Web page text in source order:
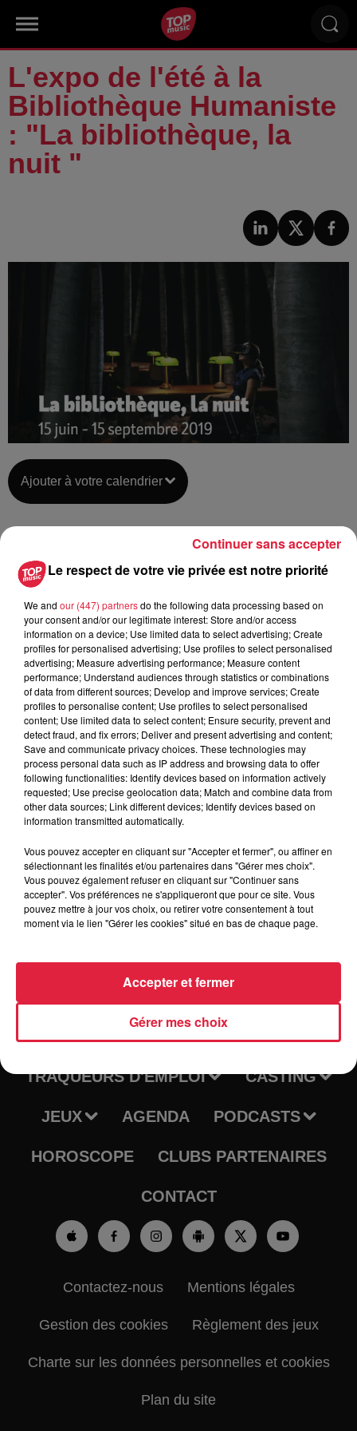
L'expo de l'été à la
Bibliothèque Humaniste
: "La bibliothèque, la
nuit "
Ajouter à votre calendrier
23 août 2019 à 0h00
au23 août 2019 à 0h00
Lieu
La Bibliothèque Humaniste -
SÉLESTAT (67)
Organisateur
https://www.bibliotheque-
humaniste.fr/expositions-
evenements/expositions-
temporaires/la-bibliotheque-la-nuit.html
RADIO INFOS
TRAQUEURS D'EMPLOI CASTING
JEUX AGENDA PODCASTS
HOROSCOPE CLUBS PARTENAIRES
CONTACT
Contactez-nous Mentions légales
Gestion des cookies Règlement des jeux
Charte sur les données personnelles et cookies
Plan du site
Le respect de votre vie privée est notre priorité
We and our (447) partnersdo the following data processing based on
your consent and/or our legitimate interest: Store and/or access
information on a device; Use limited data to select advertising; Create
profiles for personalised advertising; Use profiles to select personalised
advertising; Measure advertising performance; Measure content
performance; Understand audiences through statistics or combinations
of data from different sources; Develop and improve services; Create
profiles to personalise content; Use profiles to select personalised
content; Use limited data to select content; Ensure security, prevent and
detect fraud, and fix errors; Deliver and present advertising and content;
Save and communicate privacy choices. These technologies may
process personal data such as IP address and browsing data to offer
following functionalities: Identify devices based on information actively
requested; Use precise geolocation data; Match and combine data from
other data sources; Link different devices; Identify devices based on
information transmitted automatically.
Vous pouvez accepter en cliquant sur "Accepter et fermer", ou affiner en
sélectionnant les finalités et/ou partenaires dans "Gérer mes choix".
Vous pouvez également refuser en cliquant sur "Continuer sans
accepter". Vos préférences ne s'appliqueront que pour ce site. Vous
pouvez mettre à jour vos choix, ou retirer votre consentement à tout
moment via le lien "Gérer les cookies" situé en bas de chaque page.
Gérer mes choix
Accepter et fermer
Continuer sans accepter